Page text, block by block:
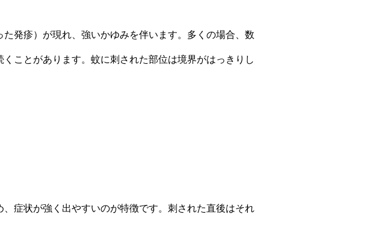
発疹）が現れ、強いかゆみを伴います。多くの場合、数
ことがあります。蚊に刺された部位は境界がはっきりし
症状が強く出やすいのが特徴です。刺された直後はそれ